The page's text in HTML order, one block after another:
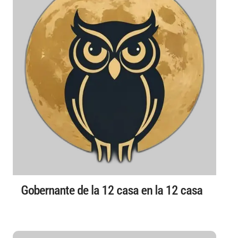
Gobernante de la 12 casa en la 12 casa